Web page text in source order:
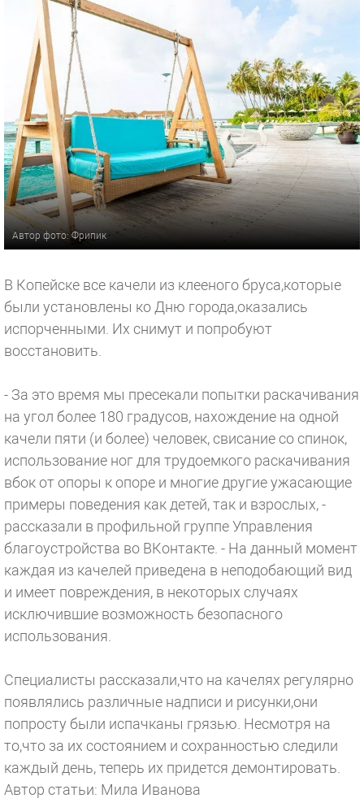
Автор фото: Фрипик
В Копейске все качели из клееного бруса,которые
были установлены ко Дню города,оказались
испорченными. Их снимут и попробуют
восстановить.
- За это время мы пресекали попытки раскачивания
на угол более 180 градусов, нахождение на одной
качели пяти (и более) человек, свисание со спинок,
использование ног для трудоемкого раскачивания
вбок от опоры к опоре и многие другие ужасающие
примеры поведения как детей, так и взрослых, -
рассказали в профильной группе Управления
благоустройства во ВКонтакте. - На данный момент
каждая из качелей приведена в неподобающий вид
и имеет повреждения, в некоторых случаях
исключившие возможность безопасного
использования.
Специалисты рассказали,что на качелях регулярно
появлялись различные надписи и рисунки,они
попросту были испачканы грязью. Несмотря на
то,что за их состоянием и сохранностью следили
каждый день, теперь их придется демонтировать.
Автор статьи: Мила Иванова